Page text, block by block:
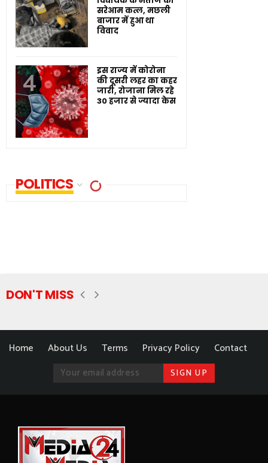
सरेआम कत्ल, मछली
बाजार में हुआ था
विवाद
इस राज्य में कोरोना
की दूसरी लहर का कहर
जारी, रोजाना मिल रहे
30 हजार से ज्यादा केस
POLITICS
DON'T MISS
Home About Us Terms Privacy Policy Contact